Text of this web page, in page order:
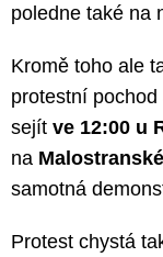
poledne také na
Kromě toho ale
protestní
sejít ve 12:00 u
na
samotná
Protest chystá